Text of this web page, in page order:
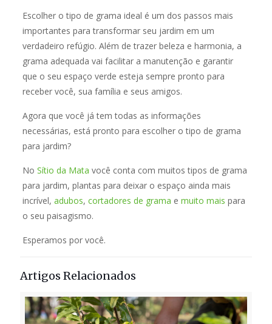
Escolher o tipo de grama ideal é um dos passos mais
importantes para transformar seu jardim em um
verdadeiro refúgio. Além de trazer beleza e harmonia, a
grama adequada vai facilitar a manutenção e garantir
que o seu espaço verde esteja sempre pronto para
receber você, sua família e seus amigos.
Agora que você já tem todas as informações
necessárias, está pronto para escolher o tipo de grama
para jardim?
No Sítio da Mata você conta com muitos tipos de grama
para jardim, plantas para deixar o espaço ainda mais
incrível, adubos, cortadores de grama e muito mais para
o seu paisagismo.
Esperamos por você.
Artigos Relacionados